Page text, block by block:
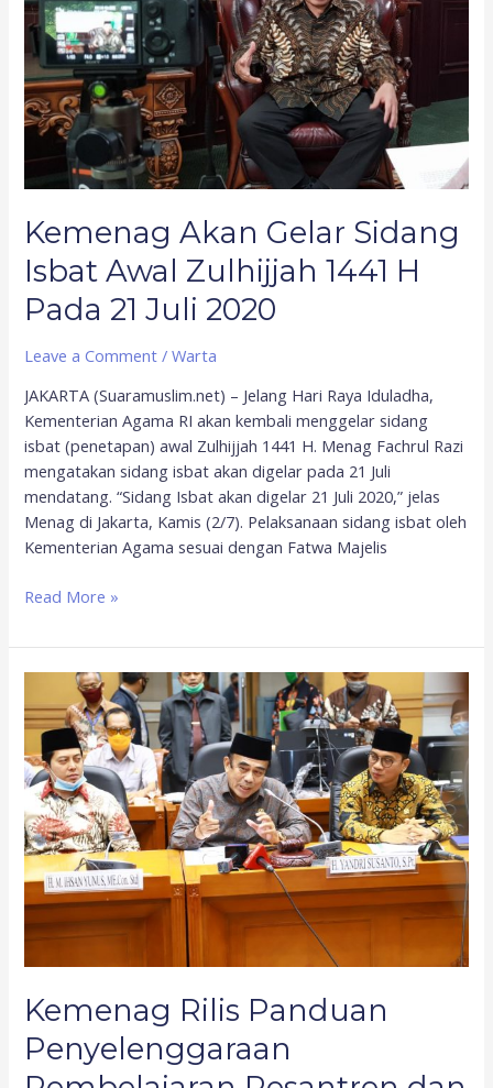
Kemenag Akan Gelar Sidang
Isbat Awal Zulhijjah 1441 H
Pada 21 Juli 2020
Leave a Comment /Warta
JAKARTA (Suaramuslim.net) – Jelang Hari Raya Iduladha,
Kementerian Agama RI akan kembali menggelar sidang
isbat (penetapan) awal Zulhijjah 1441 H. Menag Fachrul Razi
mengatakan sidang isbat akan digelar pada 21 Juli
mendatang. “Sidang Isbat akan digelar 21 Juli 2020,” jelas
Menag di Jakarta, Kamis (2/7). Pelaksanaan sidang isbat oleh
Kementerian Agama sesuai dengan Fatwa Majelis
Awal
Zulhijjah
1441
H
Pada
21
Juli
2020
Read More »
Kemenag Rilis Panduan
Penyelenggaraan
Kemenag
Rilis
Panduan
Penyelenggaraan
Pembelajaran
Pesantren
dan
Pendidikan
Keagamaan
di
Masa